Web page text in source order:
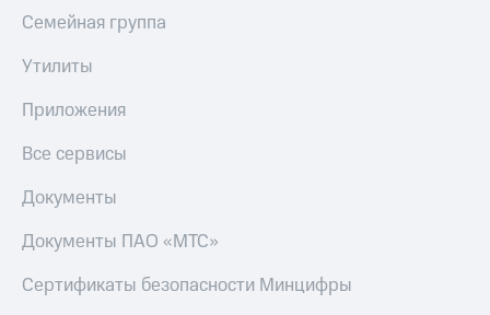
Семейная группа
Утилиты
Приложения
Все сервисы
Документы
Документы ПАО «МТС»
Сертификаты безопасности Минцифры